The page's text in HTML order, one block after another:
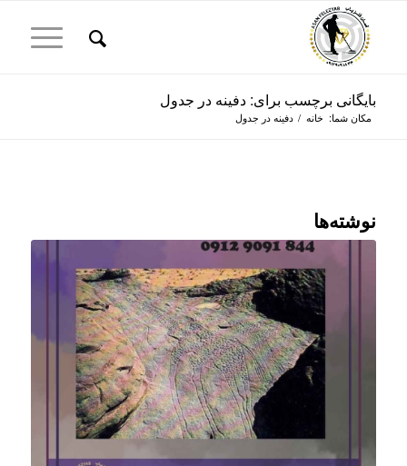
بایگانی برچسب برای: دفینه در جدول
مکان شما: خانه / دفینه در جدول
نوشته‌ها